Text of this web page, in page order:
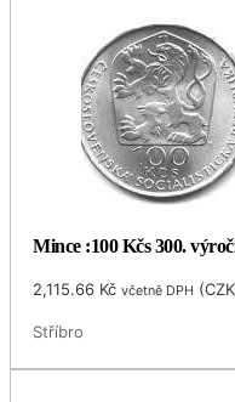
Mince :100 Kčs 300.
2,115.66 Kč včetně DPH (CZK
Stříbro